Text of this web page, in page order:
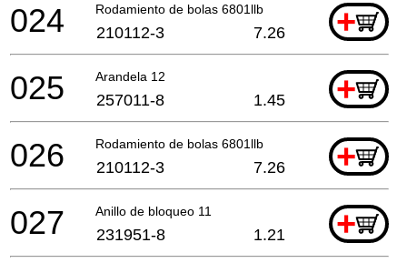
Rodamiento de bolas 6801llb +
024 210112-3 7.26
Arandela 12 +
025 257011-8 1.45
Rodamiento de bolas 6801llb +
026 210112-3 7.26
Anillo de bloqueo 11 +
027 231951-8 1.21